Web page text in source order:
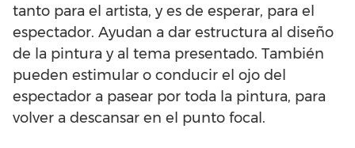
tanto para el artista, y es de esperar, para el
espectador. Ayudan a dar estructura al diseño
de la pintura y al tema presentado. También
pueden estimular o conducir el ojo del
espectador a pasear por toda la pintura, para
volver a descansar en el punto focal.